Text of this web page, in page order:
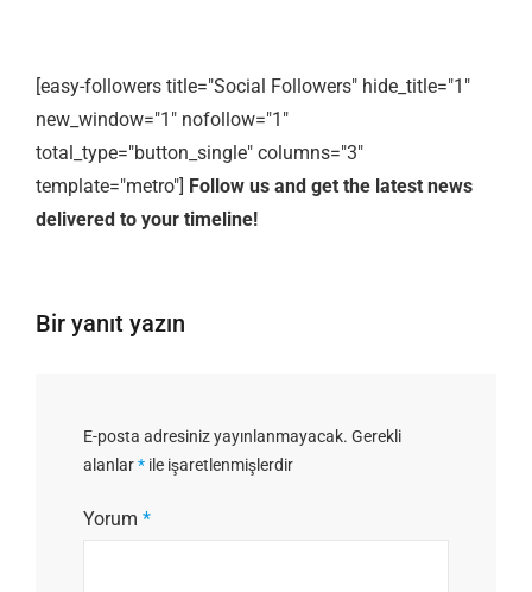
[easy-followers title="Social Followers" hide_title="1"
new_window="1" nofollow="1"
total_type="button_single" columns="3"
template="metro"] Follow us and get the latest news
delivered to your timeline!
Bir yanıt yazın
E-posta adresiniz yayınlanmayacak. Gerekli
alanlar* ile işaretlenmişlerdir
Yorum *